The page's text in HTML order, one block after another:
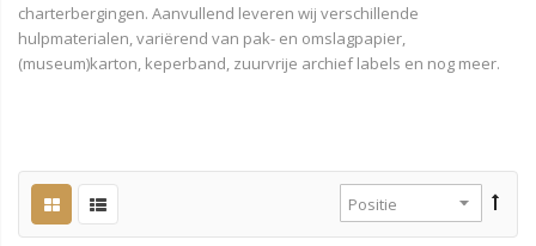
charterbergingen. Aanvullend leveren wij verschillende
hulpmaterialen, variërend van pak- en omslagpapier,
(museum)karton, keperband, zuurvrije archief labels en nog meer.